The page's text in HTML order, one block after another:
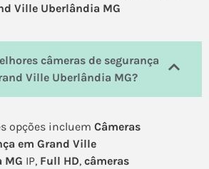
Ville Uberlândia MG
câmeras de segurança
Ville Uberlândia MG?
opções incluem Câmeras
em Grand Ville
MG IP, Full HD, câmeras